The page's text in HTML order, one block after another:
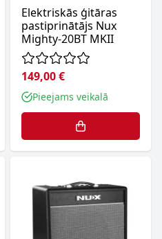
Elektriskās ģitāras
pastiprinātājs Nux
Mighty-20BT MKII
149,00 €
Pieejams veikalā